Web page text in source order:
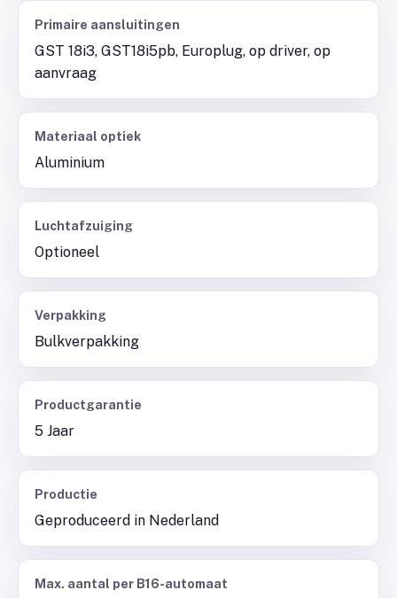
Primaire aansluitingen
GST 18i3, GST18i5pb, Europlug, op driver, op
aanvraag
Materiaal optiek
Aluminium
Luchtafzuiging
Optioneel
Verpakking
Bulkverpakking
Productgarantie
5 Jaar
Productie
Geproduceerd in Nederland
Max. aantal per B16-automaat